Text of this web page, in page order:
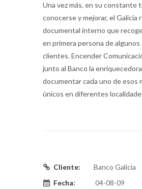
Una vez más, en su constante
conocerse y mejorar, el Galicia
documental interno que
en primera persona de algunos
clientes. Encender
junto al Banco la
documentar cada uno de esos
únicos en diferentes
Cliente:
Banco Galicia
Fecha:
04-08-09